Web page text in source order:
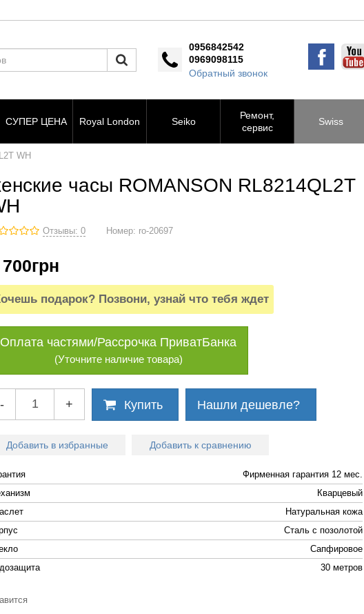
0956842542
0969098115
Обратный звонок
СУПЕР ЦЕНА Royal London Seiko
Ремонт,
сервис
Swiss
WH
часы ROMANSON RL8214QL2T
Отзывы: 0 Номер: ro-20697
грн
подарок? Позвони, узнай что тебя ждет
Оплата частями/Рассрочка ПриватБанка
(Уточните наличие товара)
- + Купить Нашли дешевле?
Добавить в избранные Добавить к сравнению
Фирменная гарантия 12 мес.
Кварцевый
Натуральная кожа
Cталь с позолотой
Сапфировое
30 метров